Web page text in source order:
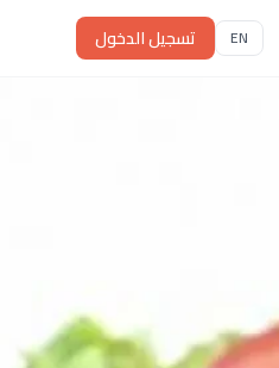
EN تسجيل الدخول